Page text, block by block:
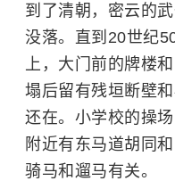
到了清朝，密云的
没落。直到20世纪
上，大门前的牌楼
塌后留有残垣断壁
还在。小学校的操
附近有东马道胡同
骑马和遛马有关。